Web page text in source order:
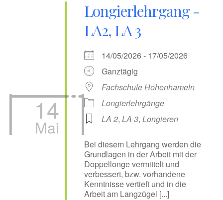
14
Mai
Longierlehrgang -
LA2, LA 3
14/05/2026 - 17/05/2026
Ganztägig
Fachschule Hohenhameln
Longierlehrgänge
LA 2, LA 3, Longieren
Bei diesem Lehrgang werden die
Grundlagen in der Arbeit mit der
Doppellonge vermittelt und
verbessert, bzw. vorhandene
Kenntnisse vertieft und in die
Arbeit am Langzügel [...]